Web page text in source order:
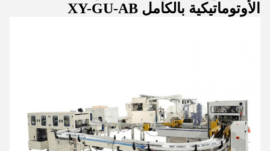
الأوتوماتيكية بالكامل XY-GU-AB